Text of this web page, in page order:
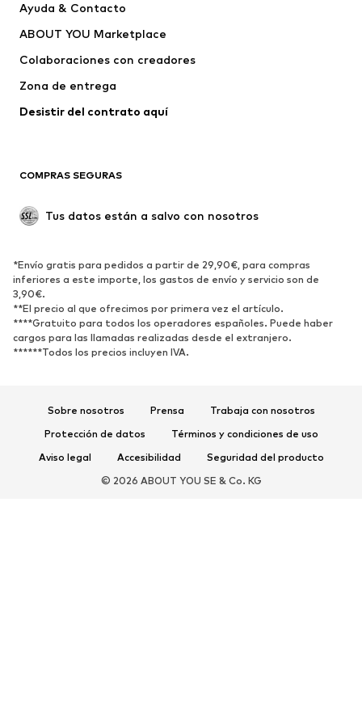
Vestidos
Camisetas y tops
Chaquetas
Jerséis y punto
Ropa interior
Abrigos
Tallas grandes
Reciclado
ZAPATOS
Nuevo
Zapatillas de deporte
Botines
Zapatos de tacón y plataforma Botas
Zapatillas de casa
Exclusivo
Ayuda & Contacto
ABOUT YOU Marketplace
Colaboraciones con creadores
Zona de entrega
Desistir del contrato aquí
COMPRAS SEGURAS
Tus datos están a salvo con nosotros
*Envío gratis para pedidos a partir de 29,90€, para compras
inferiores a este importe, los gastos de envío y servicio son de
3,90€.
**El precio al que ofrecimos por primera vez el artículo.
****Gratuito para todos los operadores españoles. Puede haber
cargos para las llamadas realizadas desde el extranjero.
******Todos los precios incluyen IVA.
Sobre nosotros Prensa
Trabaja con nosotros
Protección de datos
Términos y condiciones de uso
Aviso legal
Accesibilidad
Seguridad del producto
© 2026 ABOUT YOU SE & Co. KG